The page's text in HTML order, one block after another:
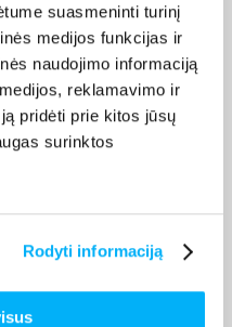
suasmeninti turinį
medijos funkcijas ir
naudojimo informaciją
reklamavimo ir
pridėti prie kitos jūsų
surinktos
Rodyti informaciją
dienas, o tikslus
nurodytas jos
kategorijos
o jei pageidausite
pažymėtas prekes
apie prekes